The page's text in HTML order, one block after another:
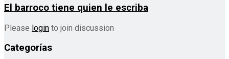
El barroco tiene quien le escriba
Please login to join discussion
Categorías